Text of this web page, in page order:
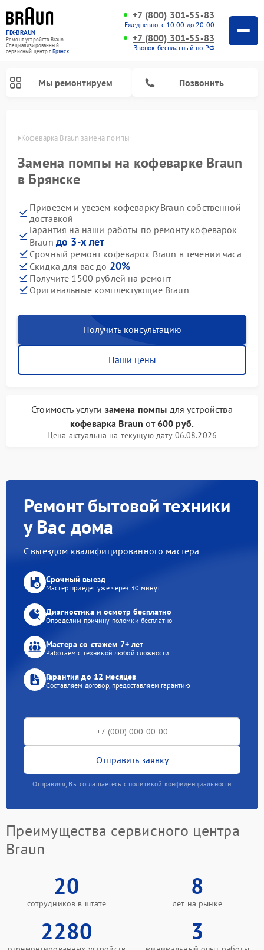
FIX-BRAUN
Ремонт устройств Braun
Специализированный
cервисный центр г.Брянск
+7 (800) 301-55-83
Ежедневно, с 10:00 до 20:00
+7 (800) 301-55-83
Звонок бесплатный по РФ
Мы ремонтируем Позвонить
Кофеварка Braun замена помпы
Замена помпы на кофеварке Braun
в Брянске
Привезем и увезем кофеварку Braun собственной
доставкой
Гарантия на наши работы по ремонту кофеварок
Braun до 3-х лет
Срочный ремонт кофеварок Braun в течении часа
Скидка для вас до 20%
Получите 1500 рублей на ремонт
Оригинальные комплектующие Braun
Получить консультацию
Наши цены
Стоимость услуги замена помпы для устройства
кофеварка Braun от600 руб.
Цена актуальна на текущую дату 06.08.2026
Ремонт бытовой техники
у Вас дома
С выездом квалифицированного мастера
Срочный выезд
Мастер приедет уже через 30 минут
Диагностика и осмотр бесплатно
Определим причину поломки бесплатно
Мастера со стажем 7+ лет
Работаем с техникой любой сложности
Гарантия до 12 месяцев
Составляем договор, предоставляем гарантию
Отправить заявку
Отправляя, Вы соглашаетесь с политикой конфиденциальности
Преимущества сервисного центра
Braun
20
сотрудников в штате
8
лет на рынке
2280 3